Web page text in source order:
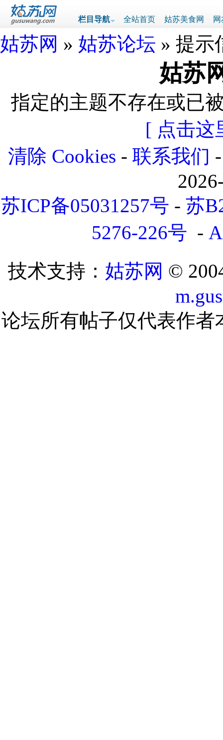
栏目导航 全站首页 姑苏美食网
姑苏网 » 姑苏论坛 » 提示
姑苏
指定的主题不存在或已
[ 点击这
清除 Cookies - 联系我们
苏ICP备05031257号 - 苏
5276-226号 -
技术支持： 姑苏网 ©
论坛所有帖子仅代表作